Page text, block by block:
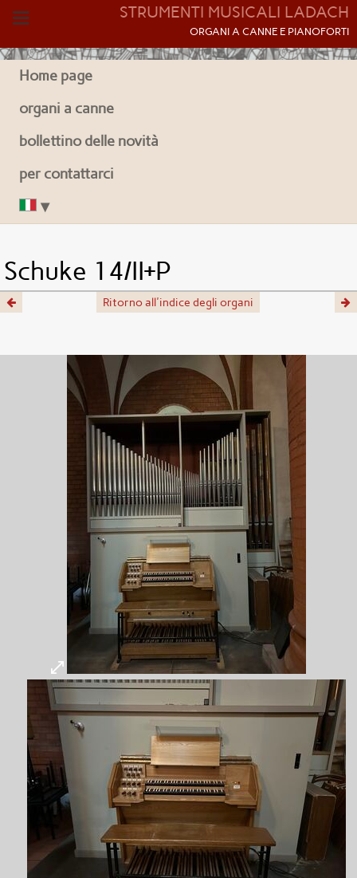
STRUMENTI MUSICALI LADACH
ORGANI A CANNE E PIANOFORTI
Home page
organi a canne
bollettino delle novità
per contattarci
Schuke 14/II+P
Ritorno all'indice degli organi